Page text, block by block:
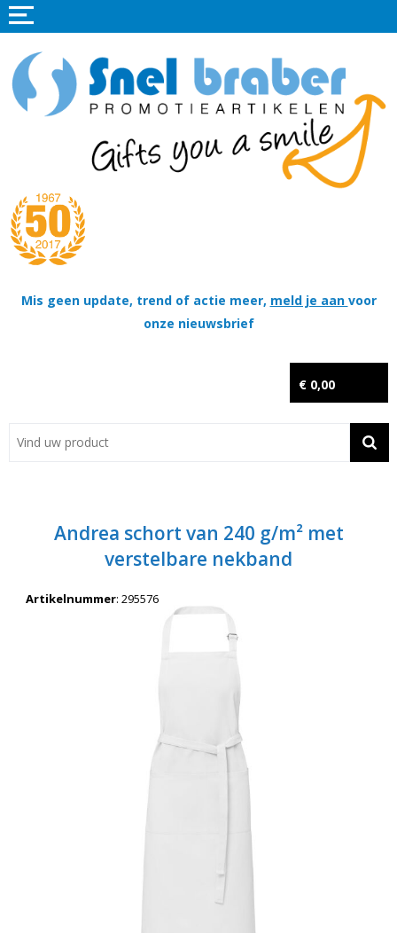
Mis geen update, trend of actie meer, meld je aan voor
onze nieuwsbrief
€ 0,00
Home
Promotieartikelen
Tassen
Thema's
Contact
Wil je snel een advies? Bel nu 053-7920045 of 06-55731304
Andrea schort van 240 g/m² met
verstelbare nekband
Artikelnummer: 295576